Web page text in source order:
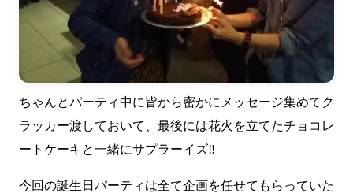
ちゃんとパーティ中に皆から密かにメッセージ集めてク
ラッカー渡しておいて、最後には花火を立てたチョコレ
ートケーキと一緒にサプラーイズ‼
今回の誕生日パーティは全て企画を任せてもらっていた